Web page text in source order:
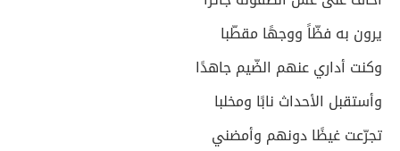
يرون به فظّاً ووجهًا مقطّبا
وكنت أداري عنهم الضّيم جاهدًا
وأستقبل الأحداث نابًا ومخلبا
تجرّعت غيظًا دونهم وأمضني